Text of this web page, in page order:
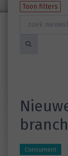
Toon filters
Consument